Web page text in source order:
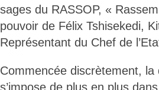
sages du RASSOP, «
pouvoir de Félix Tshisekedi,
Représentant du Chef de
Commencée discrètement,
s’impose de plus en plus